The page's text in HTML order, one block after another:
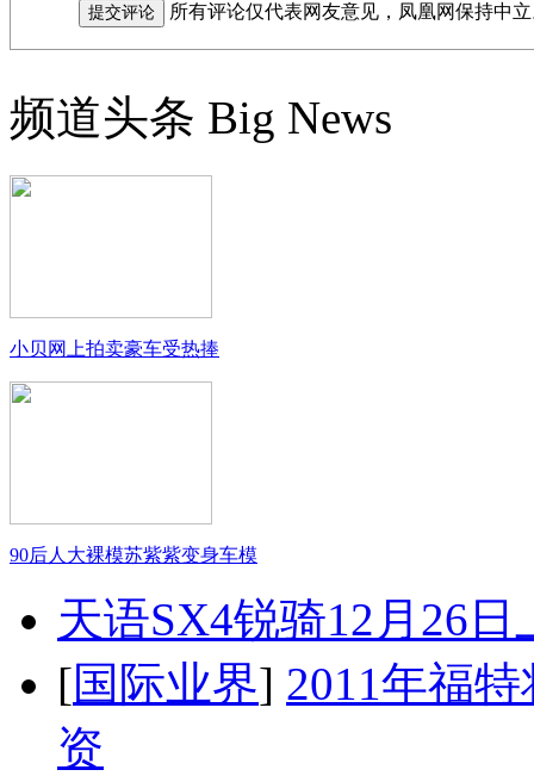
所有评论仅代表网友意见，凤凰网保持中
频道头条 Big News
小贝网上拍卖豪车受热捧
90后人大裸模苏紫紫变身车模
天语SX4锐骑12月26
[国际业界] 2011年福
资